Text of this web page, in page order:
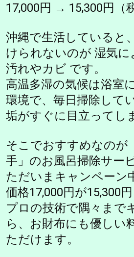
17,000円 → 15,300円（
沖縄で生活していると
けられないのが 湿気に
汚れやカビ です。
高温多湿の気候は浴室
環境で、毎日掃除して
垢がすぐに目立ってし
そこでおすすめなのが
手」のお風呂掃除サー
ただいまキャンペーン
価格17,000円が15,300
プロの技術で隅々まで
ら、お財布にも優しい
ただけます。